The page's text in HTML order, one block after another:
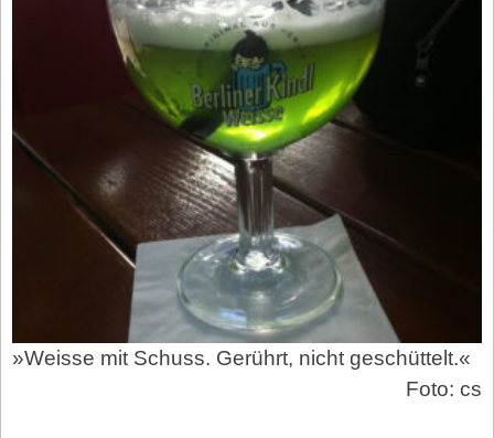
»Weisse mit Schuss. Gerührt, nicht geschüttelt.«
Foto: cs